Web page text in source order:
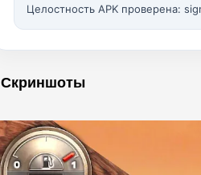
Целостность APK проверена:
Скриншоты